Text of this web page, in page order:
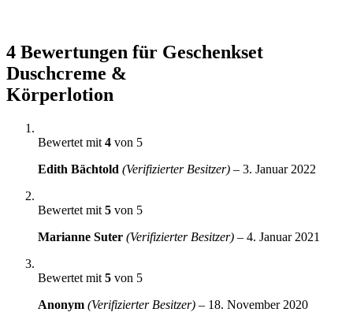
4 Bewertungen für Geschenkset
Duschcreme &
Körperlotion
Bewertet mit 4 von 5
Edith Bächtold (Verifizierter Besitzer) – 3. Januar 2022
Bewertet mit 5 von 5
Marianne Suter (Verifizierter Besitzer) – 4. Januar 2021
Bewertet mit 5 von 5
Anonym (Verifizierter Besitzer) – 18. November 2020